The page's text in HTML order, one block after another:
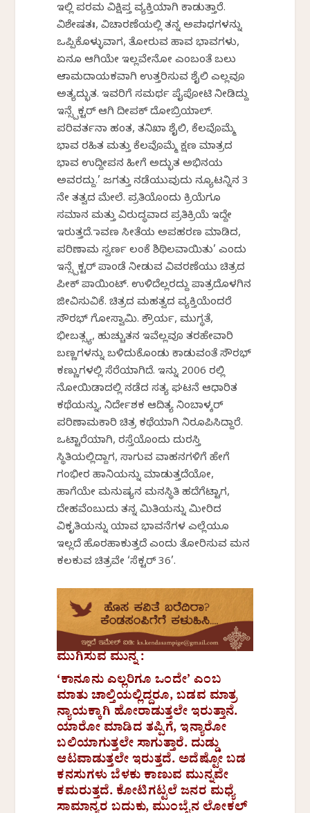
ಇಲ್ಲಿ ಪರಮ ವಿಕ್ಷಿಪ್ತ ವ್ಯಕ್ತಿಯಾಗಿ ಕಾಡುತ್ತಾರೆ.
ವಿಶೇಷತಃ, ವಿಚಾರಣೆಯಲ್ಲಿ ತನ್ನ ಅಪರಾಧಗಳನ್ನು
ಒಪ್ಪಿಕೊಳ್ಳುವಾಗ, ತೋರುವ ಹಾವ ಭಾವಗಳು,
ಏನೂ ಆಗಿಯೇ ಇಲ್ಲವೇನೋ ಎಂಬಂತೆ ಬಲು
ಆರಾಮದಾಯಕವಾಗಿ ಉತ್ತರಿಸುವ ಶೈಲಿ ಎಲ್ಲವೂ
ಅತ್ಯದ್ಭುತ. ಇವರಿಗೆ ಸಮರ್ಥ ಪೈಪೋಟಿ ನೀಡಿದ್ದು
ಇನ್ಸ್ಪೆಕ್ಟರ್ ಆಗಿ ದೀಪಕ್ ದೋಬ್ರಿಯಾಲ್.
ಪರಿವರ್ತನಾ ಹಂತ, ತನಿಖಾ ಶೈಲಿ, ಕೆಲವೊಮ್ಮೆ
ಭಾವ ರಹಿತ ಮತ್ತು ಕೆಲವೊಮ್ಮೆ ಕ್ಷಣ ಮಾತ್ರದ
ಭಾವ ಉದ್ದೀಪನ ಹೀಗೆ ಅದ್ಭುತ ಅಭಿನಯ
ಅವರದ್ದು.’ ಜಗತ್ತು ನಡೆಯುವುದು ನ್ಯೂಟನ್ನಿನ 3
ನೇ ತತ್ವದ ಮೇಲೆ. ಪ್ರತಿಯೊಂದು ಕ್ರಿಯೆಗೂ
ಸಮಾನ ಮತ್ತು ವಿರುದ್ಧವಾದ ಪ್ರತಿಕ್ರಿಯೆ ಇದ್ದೇ
ಇರುತ್ತದೆ. ರಾವಣ ಸೀತೆಯ ಅಪಹರಣ ಮಾಡಿದ,
ಪರಿಣಾಮ ಸ್ವರ್ಣ ಲಂಕೆ ಶಿಥಿಲವಾಯಿತು’ ಎಂದು
ಇನ್ಸ್ಪೆಕ್ಟರ್ ಪಾಂಡೆ ನೀಡುವ ವಿವರಣೆಯು ಚಿತ್ರದ
ಪೀಕ್ ಪಾಯಿಂಟ್. ಉಳಿದೆಲ್ಲರದ್ದು ಪಾತ್ರದೊಳಗಿನ
ಜೀವಿಸುವಿಕೆ. ಚಿತ್ರದ ಮಹತ್ವದ ವ್ಯಕ್ತಿಯೆಂದರೆ
ಸೌರಭ್ ಗೋಸ್ವಾಮಿ. ಕ್ರೌರ್ಯ, ಮುಗ್ಧತೆ,
ಭೀಬತ್ಸ್ಯ, ಹುಚ್ಚುತನ ಇವೆಲ್ಲವೂ ತರಹೇವಾರಿ
ಬಣ್ಣಗಳನ್ನು ಬಳಿದುಕೊಂಡು ಕಾಡುವಂತೆ ಸೌರಭ್
ಕಣ್ಣುಗಳಲ್ಲಿ ಸೆರೆಯಾಗಿದೆ. ಇನ್ನು 2006 ರಲ್ಲಿ
ನೋಯಿಡಾದಲ್ಲಿ ನಡೆದ ಸತ್ಯ ಘಟನೆ ಆಧಾರಿತ
ಕಥೆಯನ್ನು, ನಿರ್ದೇಶಕ ಆದಿತ್ಯ ನಿಂಬಾಳ್ಕರ್
ಪರಿಣಾಮಕಾರಿ ಚಿತ್ರ ಕಥೆಯಾಗಿ ನಿರೂಪಿಸಿದ್ದಾರೆ.
ಒಟ್ಟಾರೆಯಾಗಿ, ರಸ್ತೆಯೊಂದು ದುರಸ್ತಿ
ಸ್ಥಿತಿಯಲ್ಲಿದ್ದಾಗ, ಸಾಗುವ ವಾಹನಗಳಿಗೆ ಹೇಗೆ
ಗಂಭೀರ ಹಾನಿಯನ್ನು ಮಾಡುತ್ತದೆಯೋ,
ಹಾಗೆಯೇ ಮನುಷ್ಯನ ಮನಸ್ಥಿತಿ ಹದೆಗೆಟ್ಟಾಗ,
ದೇಹವೆಂಬುದು ತನ್ನ ಮಿತಿಯನ್ನು ಮೀರಿದ
ವಿಕೃತಿಯನ್ನು ಯಾವ ಭಾವನೆಗಳ ಎಲ್ಲೆಯೂ
ಇಲ್ಲದೆ ಹೊರಹಾಕುತ್ತದೆ ಎಂದು ತೋರಿಸುವ ಮನ
ಕಲಕುವ ಚಿತ್ರವೇ ‘ಸೆಕ್ಟರ್ 36’.
ಮುಗಿಸುವ ಮುನ್ನ :
‘ಕಾನೂನು ಎಲ್ಲರಿಗೂ ಒಂದೇ’ ಎಂಬ
ಮಾತು ಚಾಲ್ತಿಯಲ್ಲಿದ್ದರೂ, ಬಡವ ಮಾತ್ರ
ನ್ಯಾಯಕ್ಕಾಗಿ ಹೋರಾಡುತ್ತಲೇ ಇರುತ್ತಾನೆ.
ಯಾರೋ ಮಾಡಿದ ತಪ್ಪಿಗೆ, ಇನ್ಯಾರೋ
ಬಲಿಯಾಗುತ್ತಲೇ ಸಾಗುತ್ತಾರೆ. ದುಡ್ಡು
ಆಟವಾಡುತ್ತಲೇ ಇರುತ್ತದೆ. ಅದೆಷ್ಟೋ ಬಡ
ಕನಸುಗಳು ಬೆಳಕು ಕಾಣುವ ಮುನ್ನವೇ
ಕಮರುತ್ತದೆ. ಕೋಟಿಗಟ್ಟಲೆ ಜನರ ಮಧ್ಯೆ